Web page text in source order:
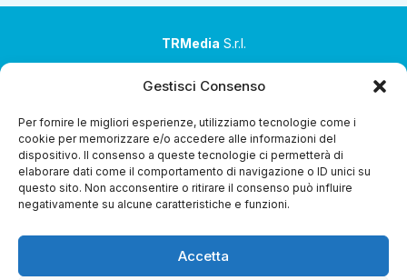
Gestisci Consenso
Per fornire le migliori esperienze, utilizziamo tecnologie come i
cookie per memorizzare e/o accedere alle informazioni del
dispositivo. Il consenso a queste tecnologie ci permetterà di
elaborare dati come il comportamento di navigazione o ID unici su
questo sito. Non acconsentire o ritirare il consenso può influire
negativamente su alcune caratteristiche e funzioni.
Accetta
TRMedia S.r.l.
coordinamento da parte di Coop Alleanza 3.0 Soc. Coop.
Sede legale: via Ragazzi del ’99 nr. 51 42124 Reggio Emilia
(RE)
P.Iva 00651840365
Home i Programmi Diretta Streaming Guida TV Chi